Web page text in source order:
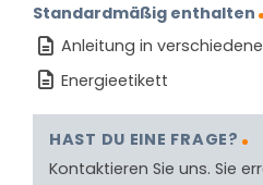
Standardmäßig enthalten
Anleitung in
Energieetikett
HAST DU EINE FRAGE?
Kontaktieren Sie uns. Sie